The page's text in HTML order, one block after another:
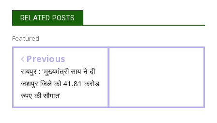
RELATED POSTS
Featured
Previous
रायपुर : 'मुख्यमंत्री साय ने दी
जशपुर जिले को 41.81 करोड़
रुपए की सौगात'